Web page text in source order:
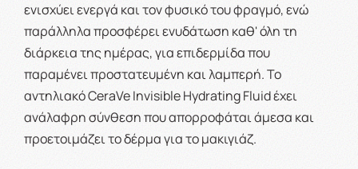
ενισχύει ενεργά και τον φυσικό του φραγμό, ενώ
παράλληλα προσφέρει ενυδάτωση καθ' όλη τη
διάρκεια της ημέρας, για επιδερμίδα που
παραμένει προστατευμένη και λαμπερή. Το
αντηλιακό CeraVe Invisible Hydrating Fluid έχει
ανάλαφρη σύνθεση που απορροφάται άμεσα και
προετοιμάζει το δέρμα για το μακιγιάζ.